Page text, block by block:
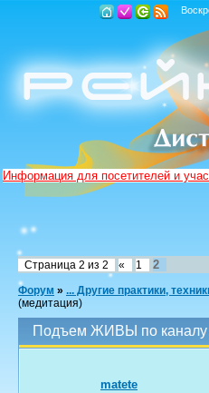
Информация для посетителей и
Страница 2 из 2 « 1 2
Форум » ... Другие практики,
(медитация)
Подъем ЖИВЫ по каналу
matete